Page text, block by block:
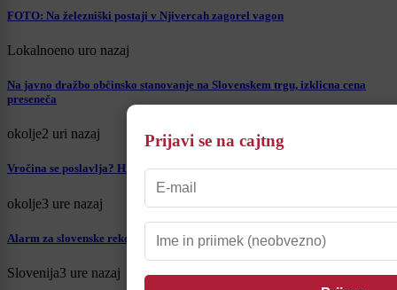
FOTO: Na železniški postaji v Njivercah zagorel vagon
Lokalnoeno uro nazaj
Na javno dražbo občinsko stanovanje na Slovenskem trgu, izklicna cena
preseneča
okolje2 uri nazaj
Vročina se poslavlja? Hrvati napovedujejo ohladitev za več kot deset stopinj
okolje3 ure nazaj
Alarm za slovenske reke: Drava med rekami z izredno nizkim pretokom
Slovenija3 ure nazaj
Prijavi se na cajtng